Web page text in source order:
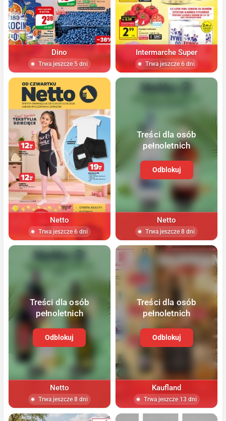
Dino
Trwa jeszcze 5 dni
Intermarche Super
Trwa jeszcze 6 dni
Netto
Trwa jeszcze 6 dni
Treści dla osób
pełnoletnich
Odblokuj
Netto
Trwa jeszcze 8 dni
Treści dla osób
pełnoletnich
Odblokuj
Netto
Trwa jeszcze 8 dni
Treści dla osób
pełnoletnich
Odblokuj
Kaufland
Trwa jeszcze 13 dni